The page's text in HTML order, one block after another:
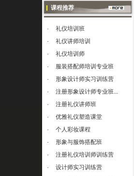
课程推荐
·
礼仪培训班
·
礼仪讲师培训
·
礼仪培训师
·
服装搭配师培训专业班
·
形象设计师实习训练营
·
注册形象设计师专业班...
·
注册礼仪讲师班
·
优雅礼仪塑造课堂
·
个人彩妆课程
·
形象与服饰搭配班
·
注册礼仪培训师训练营
·
设计师实习训练营